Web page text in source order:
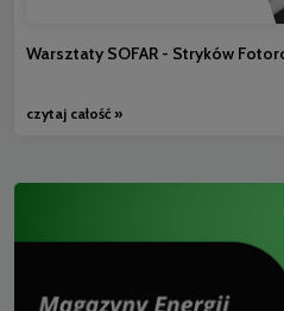
Warsztaty SOFAR - Stryków
czytaj całość »